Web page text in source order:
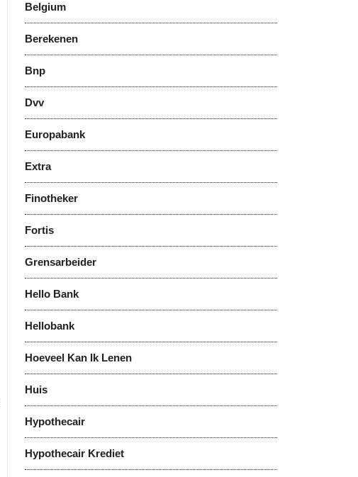
Belgium
Berekenen
Bnp
Dvv
Europabank
Extra
Finotheker
Fortis
Grensarbeider
Hello Bank
Hellobank
Hoeveel Kan Ik Lenen
Huis
Hypothecair
Hypothecair Krediet